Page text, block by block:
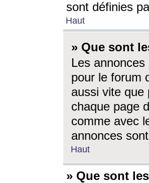
sont définies
Haut
» Que sont
Les
pour le forum
aussi vite que
chaque page
comme avec
annonces
Haut
» Que sont